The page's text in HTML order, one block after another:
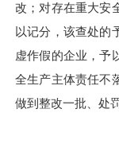
改；对存在重大安
以记分，该查处的
虚作假的企业，予
全生产主体责任不
做到整改一批、处